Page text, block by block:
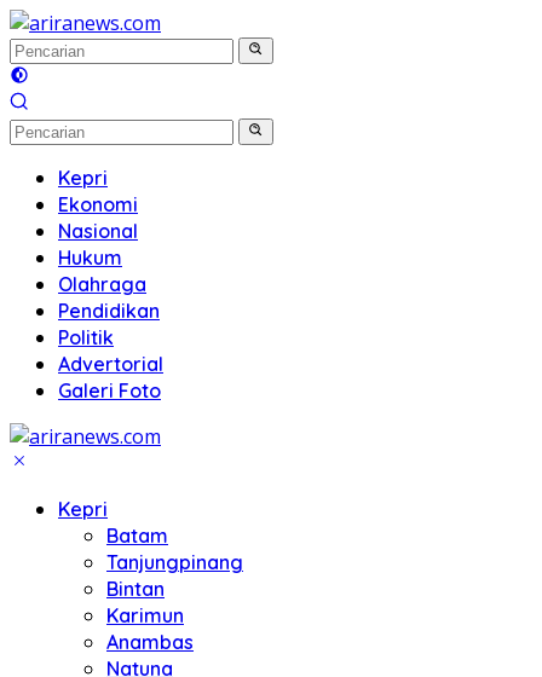
Langsung
ke
konten
Kepri
Ekonomi
Nasional
Hukum
Olahraga
Pendidikan
Politik
Advertorial
Galeri Foto
Kepri
Batam
Tanjungpinang
Bintan
Karimun
Anambas
Natuna